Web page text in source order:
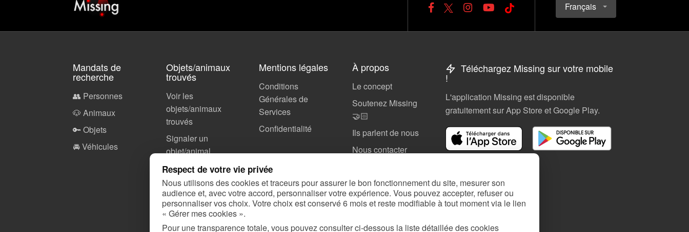
Français
Mandats de
recherche
👥 Personnes
🐶 Animaux
🔑 Objets
🚘 Véhicules
Objets/animaux
trouvés
Voir les
objets/animaux
trouvés
Signaler un
objet/animal
Perdu de vue
Perdu de vue
Ajouter votre
Mentions légales
Conditions
Générales de
Services
Confidentialité
À propos
Le concept
Soutenez Missing
🤝🏻
Ils parlent de nous
Nous contacter
Téléchargez Missing sur votre mobile
!
L'application Missing est disponible
gratuitement sur App Store et Google Play.
Respect de votre vie privée
Nous utilisons des cookies et traceurs pour assurer le bon fonctionnement du site, mesurer son
audience et, avec votre accord, personnaliser votre expérience. Vous pouvez accepter, refuser ou
personnaliser vos choix. Votre choix est conservé 6 mois et reste modifiable à tout moment via le lien
« Gérer mes cookies ».
Pour une transparence totale, vous pouvez consulter ci-dessous la liste détaillée des cookies